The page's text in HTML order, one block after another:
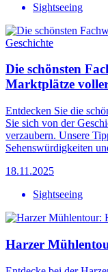
Sightseeing
Die schönsten
Marktplätze
Entdecken Sie die
Sie sich von der
verzaubern. Unsere
Sehenswürdigkeiten
18.11.2025
Sightseeing
Harzer